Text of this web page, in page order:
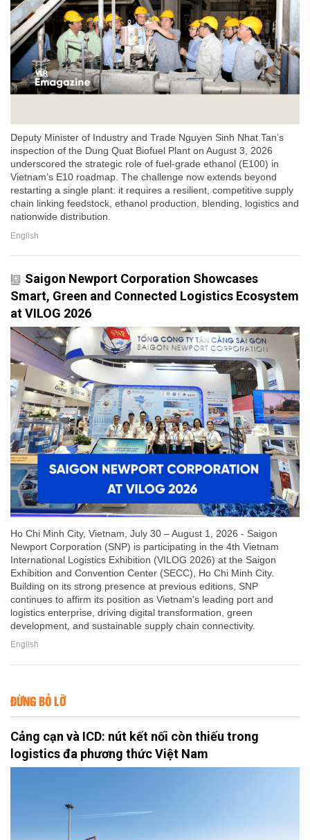
Deputy Minister of Industry and Trade Nguyen Sinh Nhat Tan’s
inspection of the Dung Quat Biofuel Plant on August 3, 2026
underscored the strategic role of fuel-grade ethanol (E100) in
Vietnam’s E10 roadmap. The challenge now extends beyond
restarting a single plant: it requires a resilient, competitive supply
chain linking feedstock, ethanol production, blending, logistics and
nationwide distribution.
English
Saigon Newport Corporation Showcases
Smart, Green and Connected Logistics Ecosystem
at VILOG 2026
Ho Chi Minh City, Vietnam, July 30 – August 1, 2026 - Saigon
Newport Corporation (SNP) is participating in the 4th Vietnam
International Logistics Exhibition (VILOG 2026) at the Saigon
Exhibition and Convention Center (SECC), Ho Chi Minh City.
Building on its strong presence at previous editions, SNP
continues to affirm its position as Vietnam's leading port and
logistics enterprise, driving digital transformation, green
development, and sustainable supply chain connectivity.
English
ĐỪNG BỎ LỠ
Cảng cạn và ICD: nút kết nối còn thiếu trong
logistics đa phương thức Việt Nam